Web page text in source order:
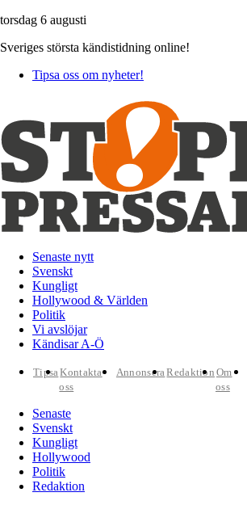
torsdag 6 augusti
Sveriges största kändistidning online!
Tipsa oss om nyheter!
Senaste nytt
Svenskt
Kungligt
Hollywood & Världen
Politik
Vi avslöjar
Kändisar A-Ö
TipsaKontakta
oss
AnnonseraRedaktion Om
oss
Senaste
Svenskt
Kungligt
Hollywood
Politik
Redaktion